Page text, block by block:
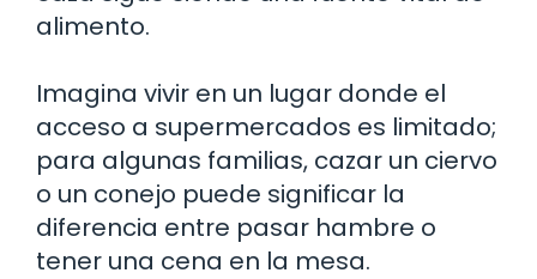
alimento.
Imagina vivir en un lugar donde el
acceso a supermercados es limitado;
para algunas familias, cazar un ciervo
o un conejo puede significar la
diferencia entre pasar hambre o
tener una cena en la mesa.